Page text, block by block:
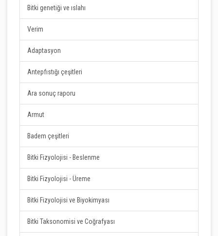
Bitki genetiği ve ıslahı
Verim
Adaptasyon
Antepfıstığı çeşitleri
Ara sonuç raporu
Armut
Badem çeşitleri
Bitki Fizyolojisi - Beslenme
Bitki Fizyolojisi - Üreme
Bitki Fizyolojisi ve Biyokimyası
Bitki Taksonomisi ve Coğrafyası